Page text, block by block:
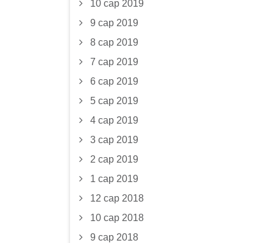
10 сар 2019
9 сар 2019
8 сар 2019
7 сар 2019
6 сар 2019
5 сар 2019
4 сар 2019
3 сар 2019
2 сар 2019
1 сар 2019
12 сар 2018
10 сар 2018
9 сар 2018